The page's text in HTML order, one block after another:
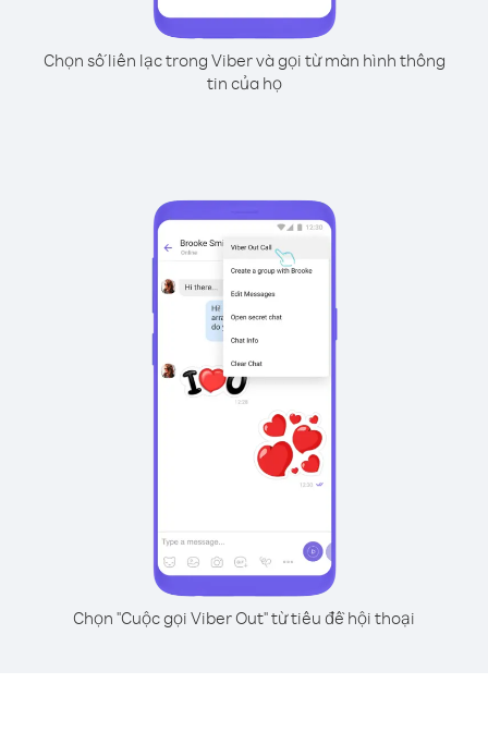
Chọn số liên lạc trong Viber và gọi từ màn hình thông
tin của họ
Chọn "Cuộc gọi Viber Out" từ tiêu đề hội thoại